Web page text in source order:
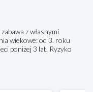
z własnymi
wiekowe: od 3. roku
poniżej 3 lat. Ryzyko